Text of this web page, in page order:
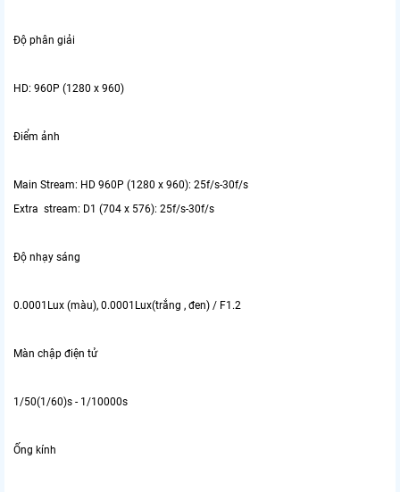
Độ phân giải
HD: 960P (1280 x 960)
Điểm ảnh
Main Stream: HD 960P (1280 x 960): 25f/s-30f/s
Extra stream: D1 (704 x 576): 25f/s-30f/s
Độ nhạy sáng
0.0001Lux (màu), 0.0001Lux(trắng , đen) / F1.2
Màn chập điện tử
1/50(1/60)s - 1/10000s
Ống kính